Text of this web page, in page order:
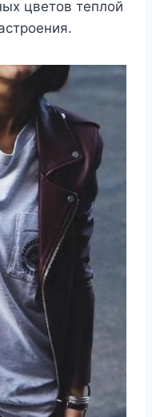
цветов теплой